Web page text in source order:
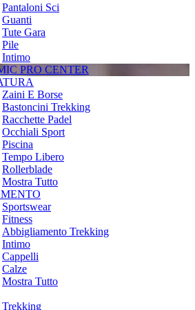
Pantaloni Sci
Guanti
Tute Gara
Pile
Intimo
PRO CENTER
Zaini E Borse
Bastoncini Trekking
Racchette Padel
Occhiali Sport
Piscina
Tempo Libero
Rollerblade
Mostra Tutto
Sportswear
Fitness
Abbigliamento Trekking
Intimo
Cappelli
Calze
Mostra Tutto
Trekking